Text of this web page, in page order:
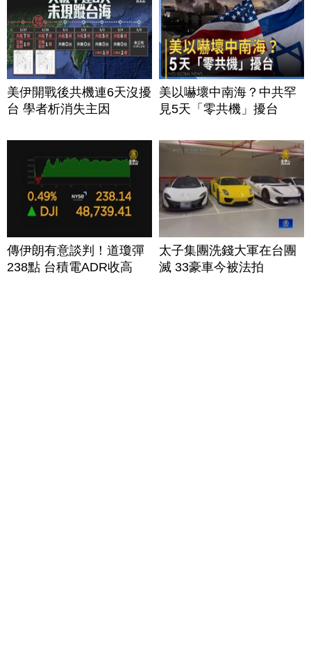
美伊開戰後共機連6天沒擾
台 學者析消失主因
美以嚇壞中南海？中共罕
見5天「零共機」擾台
傳伊朗有意談判！道瓊彈
238點 台積電ADR收高
太子集團洗錢大軍在台團
滅 33豪車今被法拍